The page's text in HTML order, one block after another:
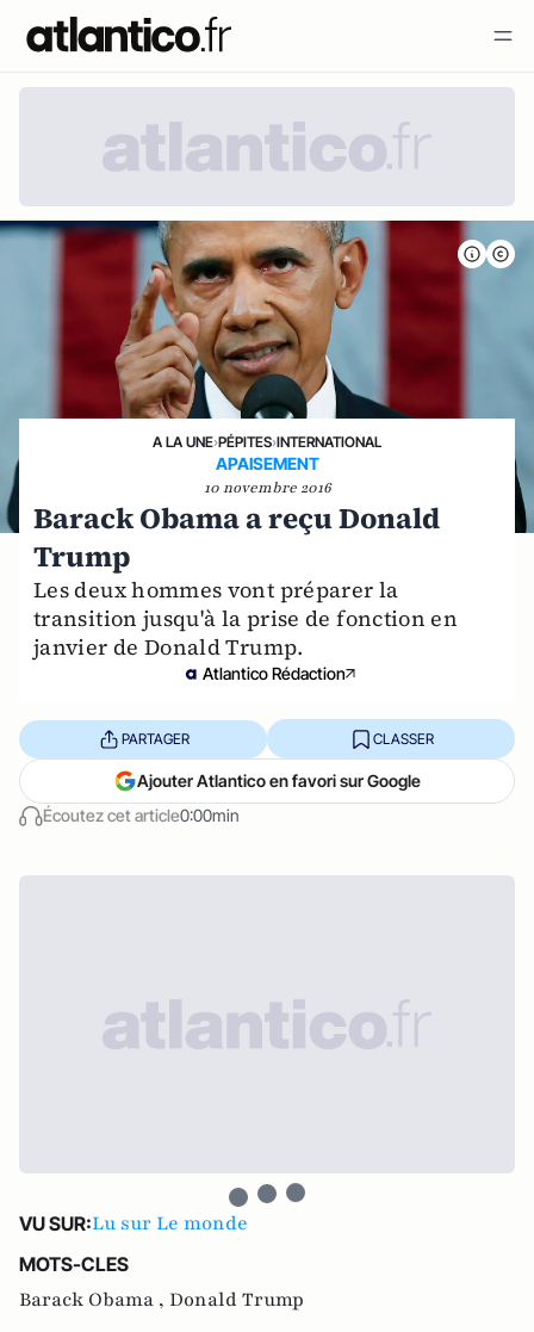
A LA UNE›PÉPITES›INTERNATIONAL
APAISEMENT
10 novembre 2016
Barack Obama a reçu Donald
Trump
Les deux hommes vont préparer la
transition jusqu'à la prise de fonction en
janvier de Donald Trump.
Atlantico Rédaction
Écoutez cet article0:00min
PARTAGER CLASSER
Ajouter Atlantico en favori sur Google
VU SUR:Lu sur Le monde
MOTS-CLES
Barack Obama , Donald Trump